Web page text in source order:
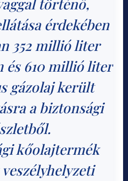
történő,
érdekében
352 millió liter
és 610 millió liter
gázolaj került
a biztonsági
kőolajtermék